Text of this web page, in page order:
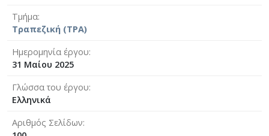
Τμήμα
Τραπεζική (ΤΡΑ)
Ημερομηνία έργου
31 Μαίου 2025
Γλώσσα του έργου
Ελληνικά
Αριθμός Σελίδων